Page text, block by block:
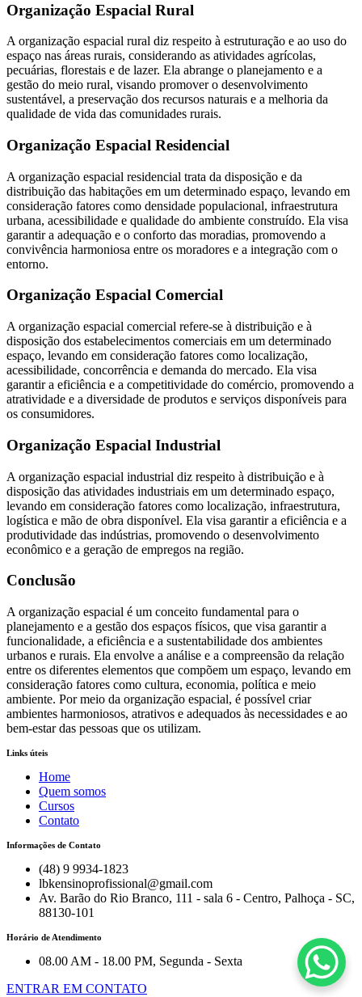
Organização Espacial Rural
A organização espacial rural diz respeito à estruturação e ao uso do
espaço nas áreas rurais, considerando as atividades agrícolas,
pecuárias, florestais e de lazer. Ela abrange o planejamento e a
gestão do meio rural, visando promover o desenvolvimento
sustentável, a preservação dos recursos naturais e a melhoria da
qualidade de vida das comunidades rurais.
Organização Espacial Residencial
A organização espacial residencial trata da disposição e da
distribuição das habitações em um determinado espaço, levando em
consideração fatores como densidade populacional, infraestrutura
urbana, acessibilidade e qualidade do ambiente construído. Ela visa
garantir a adequação e o conforto das moradias, promovendo a
convivência harmoniosa entre os moradores e a integração com o
entorno.
Organização Espacial Comercial
A organização espacial comercial refere-se à distribuição e à
disposição dos estabelecimentos comerciais em um determinado
espaço, levando em consideração fatores como localização,
acessibilidade, concorrência e demanda do mercado. Ela visa
garantir a eficiência e a competitividade do comércio, promovendo a
atratividade e a diversidade de produtos e serviços disponíveis para
os consumidores.
Organização Espacial Industrial
A organização espacial industrial diz respeito à distribuição e à
disposição das atividades industriais em um determinado espaço,
levando em consideração fatores como localização, infraestrutura,
logística e mão de obra disponível. Ela visa garantir a eficiência e a
produtividade das indústrias, promovendo o desenvolvimento
econômico e a geração de empregos na região.
Conclusão
A organização espacial é um conceito fundamental para o
planejamento e a gestão dos espaços físicos, que visa garantir a
funcionalidade, a eficiência e a sustentabilidade dos ambientes
urbanos e rurais. Ela envolve a análise e a compreensão da relação
entre os diferentes elementos que compõem um espaço, levando em
consideração fatores como cultura, economia, política e meio
ambiente. Por meio da organização espacial, é possível criar
ambientes harmoniosos, atrativos e adequados às necessidades e ao
bem-estar das pessoas que os utilizam.
Links úteis
Home
Quem somos
Cursos
Contato
Informações de Contato
(48) 9 9934-1823
lbkensinoprofissional@gmail.com
Av. Barão do Rio Branco, 111 - sala 6 - Centro, Palhoça - SC,
88130-101
Horário de Atendimento
08.00 AM - 18.00 PM, Segunda - Sexta
ENTRAR EM CONTATO